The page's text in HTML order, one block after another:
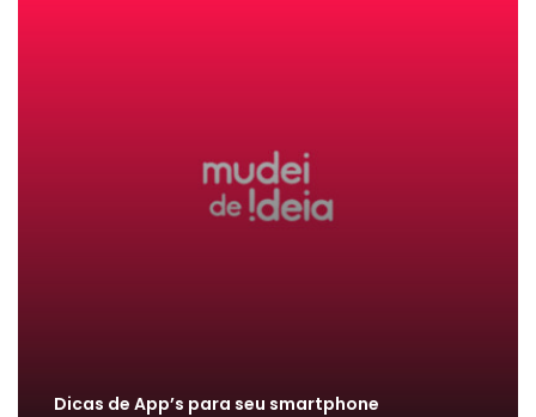
Dicas de App’s para seu smartphone